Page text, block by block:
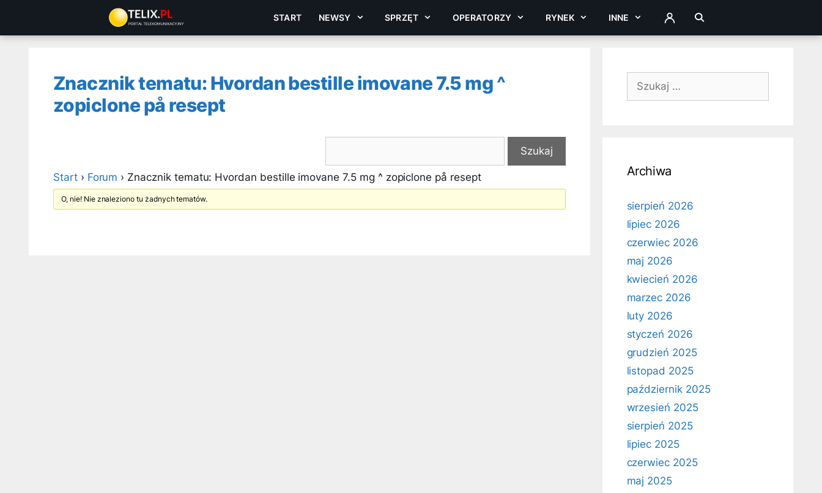
treści
START NEWSY SPRZĘT OPERATORZY RYNEK INNE ZALOGUJ
Znacznik tematu: Hvordan bestille imovane 7.5 mg ^
zopiclone på resept
Start › Forum › Znacznik tematu: Hvordan bestille imovane 7.5 mg ^ zopiclone på resept
O, nie! Nie znaleziono tu żadnych tematów.
Szukaj:
Archiwa
sierpień 2026
lipiec 2026
czerwiec 2026
maj 2026
kwiecień 2026
marzec 2026
luty 2026
styczeń 2026
grudzień 2025
listopad 2025
październik 2025
wrzesień 2025
sierpień 2025
lipiec 2025
czerwiec 2025
maj 2025